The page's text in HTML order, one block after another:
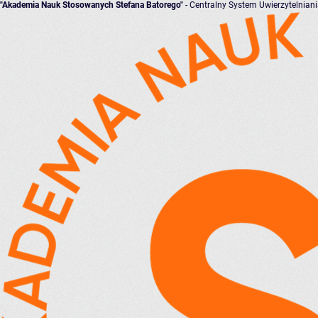
"Akademia Nauk Stosowanych Stefana Batorego" - Centralny System